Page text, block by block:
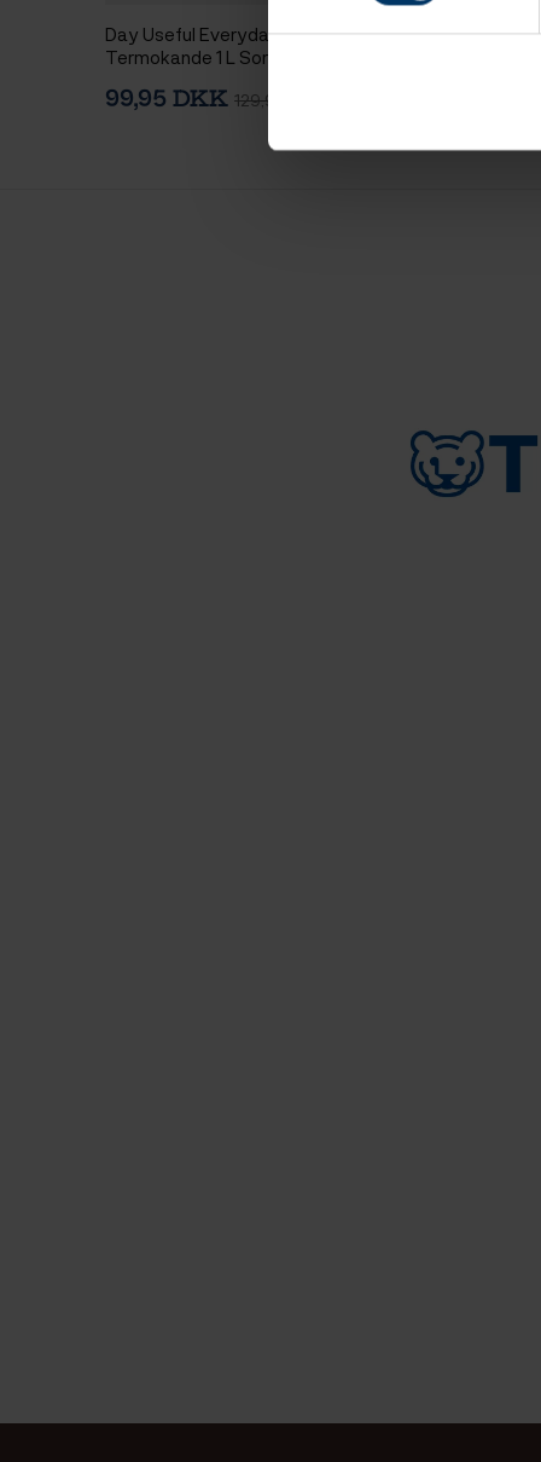
Day Useful Everyday
Termokande 1 L Sort
99,95 DKK 129,95 DKK
Thermos